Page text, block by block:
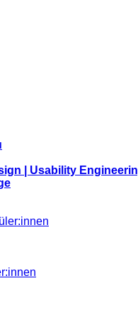
| Usability